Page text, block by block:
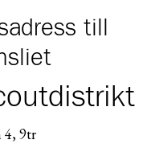
till
4, 9tr